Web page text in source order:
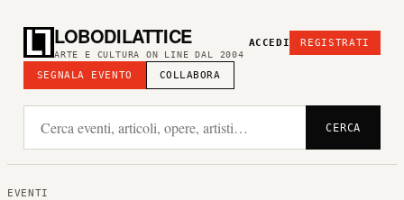
LOBODILATTICE
ARTE E CULTURA ON LINE DAL 2004
SEGNALA EVENTO COLLABORA
ACCEDI REGISTRATI
CERCA
EVENTI